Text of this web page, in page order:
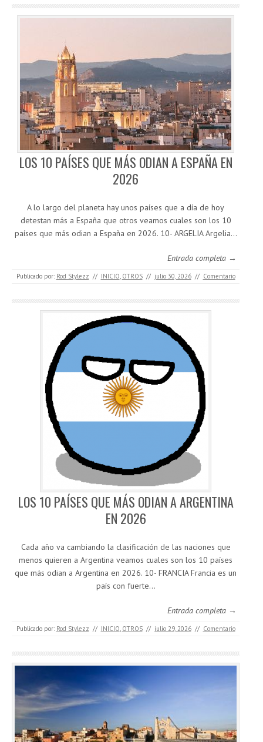
LOS 10 PAÍSES QUE MÁS ODIAN A ESPAÑA EN
2026
A lo largo del planeta hay unos países que a día de hoy
detestan más a España que otros veamos cuales son los 10
países que más odian a España en 2026. 10- ARGELIA Argelia…
Entrada completa →
Publicado por: Rod Stylezz // INICIO, OTROS // julio 30, 2026 // Comentario
LOS 10 PAÍSES QUE MÁS ODIAN A ARGENTINA
EN 2026
Cada año va cambiando la clasificación de las naciones que
menos quieren a Argentina veamos cuales son los 10 países
que más odian a Argentina en 2026. 10- FRANCIA Francia es un
país con fuerte…
Entrada completa →
Publicado por: Rod Stylezz // INICIO, OTROS // julio 29, 2026 // Comentario